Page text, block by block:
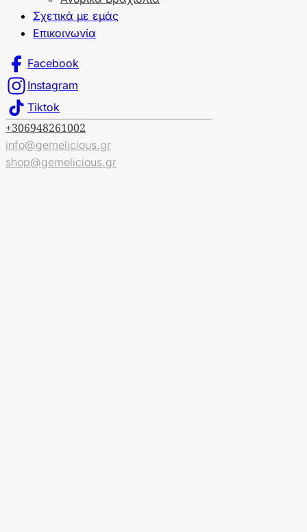
Σχετικά με εμάς
Επικοινωνία
Facebook
Instagram
Tiktok
+306948261002
info@gemelicious.gr
shop@gemelicious.gr